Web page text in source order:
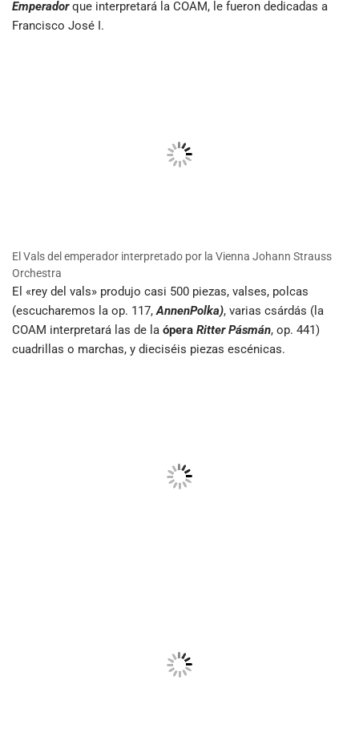
Emperadorque interpretará la COAM, le fueron dedicadas a
Francisco José I.
El Vals del emperador interpretado por la Vienna Johann Strauss
Orchestra
El «rey del vals» produjo casi 500 piezas, valses, polcas
(escucharemos la op. 117, AnnenPolka), varias csárdás (la
COAM interpretará las de la ópera Ritter Pásmán, op. 441)
cuadrillas o marchas, y dieciséis piezas escénicas.